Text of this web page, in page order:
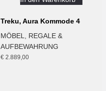
Treku, Aura Kommode 4
MÖBEL
REGALE &
AUFBEWAHRUNG
€2.889,00